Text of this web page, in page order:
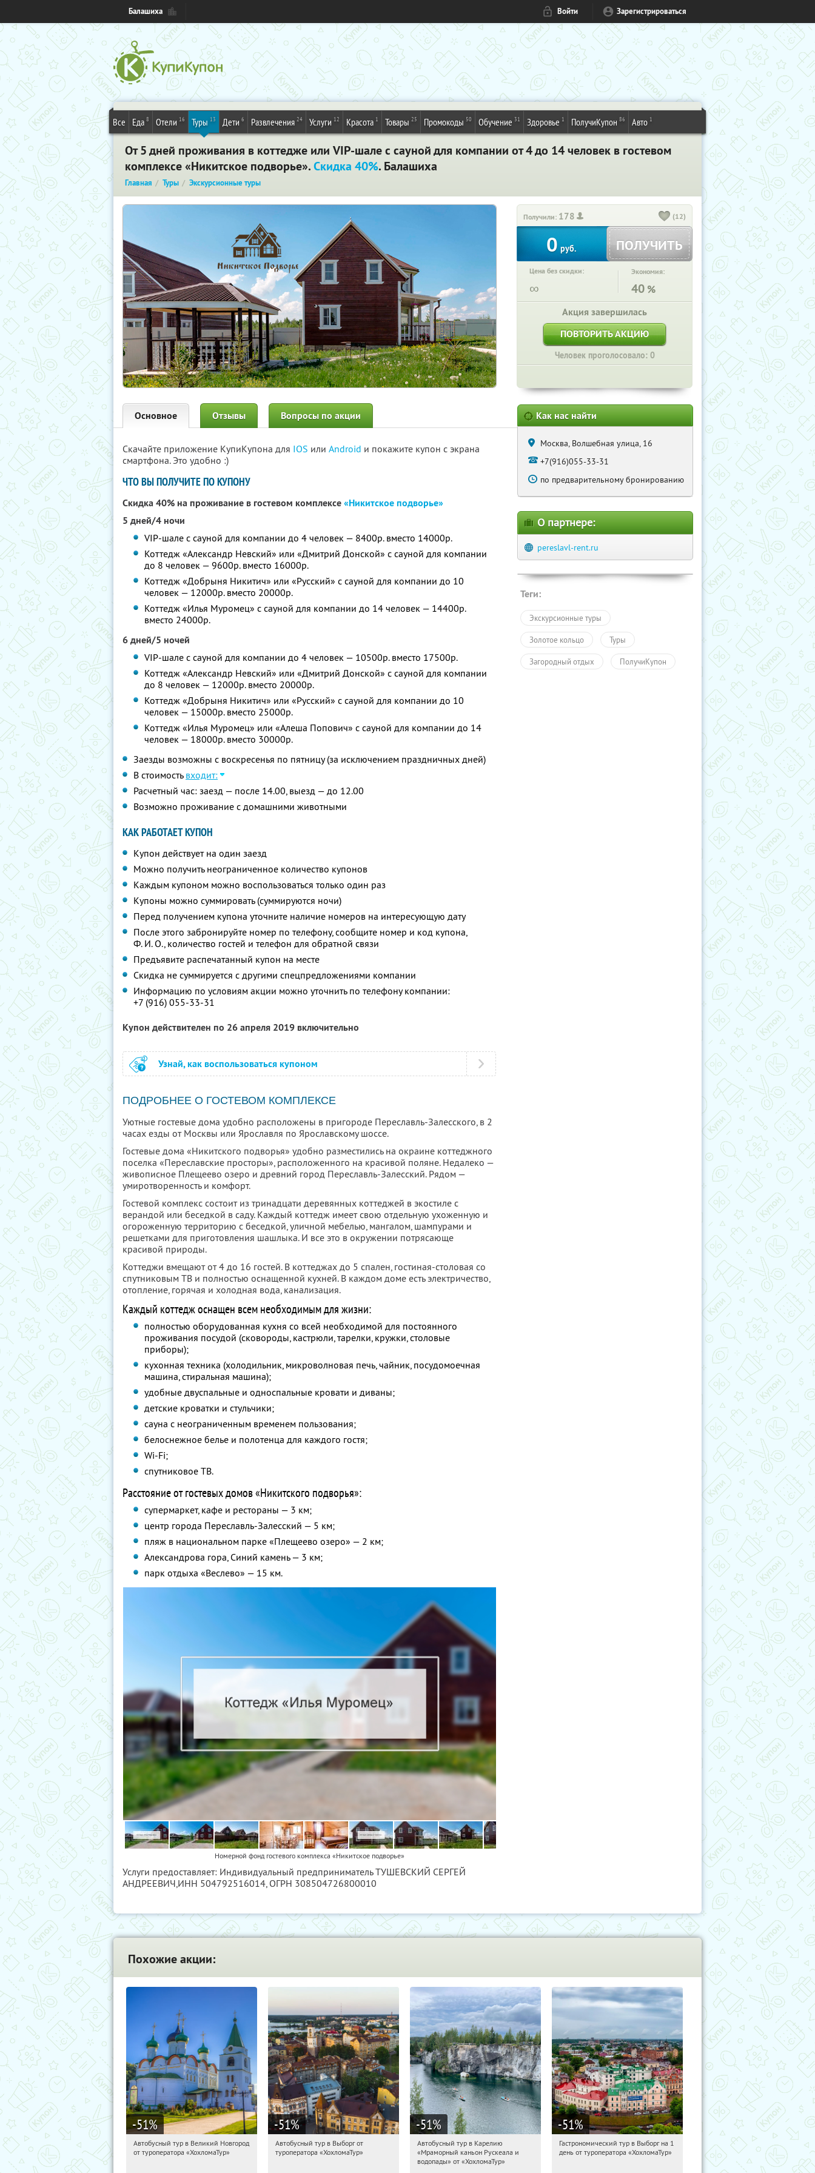
Балашиха Войти Зарегистрироваться
Все Еда 8 Отели 16 Туры 13 Дети 6 Развлечения 24 Услуги 12 Красота 1 Товары 25 Промокоды 50 Обучение 31 Здоровье 1 ПолучиКупон 86 Авто 1
От 5 дней проживания в коттедже или VIP-шале с сауной для компании от 4 до 14 человек в гостевом
комплексе «Никитское подворье».Скидка 40%. Балашиха
Главная Туры Экскурсионные туры
Получили: 178 (12)
0 руб. ПОЛУЧИТЬ
Цена без скидки:
∞
Экономия:
40 %
Акция завершилась
ПОВТОРИТЬ АКЦИЮ
Человек проголосовало: 0
Основное Отзывы Вопросы по акции
Скачайте приложение КупиКупона для IOS или Android и покажите купон с экрана
смартфона. Это удобно :)
ЧТО ВЫ ПОЛУЧИТЕ ПО КУПОНУ
Скидка 40% на проживание в гостевом комплексе«Никитское подворье»
5 дней/4 ночи
VIP-шале с сауной для компании до 4 человек — 8400р. вместо 14000р.
Коттедж «Александр Невский» или «Дмитрий Донской» с сауной для компании
до 8 человек — 9600р. вместо 16000р.
Коттедж «Добрыня Никитич» или «Русский» с сауной для компании до 10
человек — 12000р. вместо 20000р.
Коттедж «Илья Муромец» с сауной для компании до 14 человек — 14400р.
вместо 24000р.
6 дней/5 ночей
VIP-шале с сауной для компании до 4 человек — 10500р. вместо 17500р.
Коттедж «Александр Невский» или «Дмитрий Донской» с сауной для компании
до 8 человек — 12000р. вместо 20000р.
Коттедж «Добрыня Никитич» или «Русский» с сауной для компании до 10
человек — 15000р. вместо 25000р.
Коттедж «Илья Муромец» или «Алеша Попович» с сауной для компании до 14
человек — 18000р. вместо 30000р.
Заезды возможны с воскресенья по пятницу (за исключением праздничных дней)
В стоимость входит:
Расчетный час: заезд — после 14.00, выезд — до 12.00
Возможно проживание с домашними животными
КАК РАБОТАЕТ КУПОН
Купон действует на один заезд
Можно получить неограниченное количество купонов
Каждым купоном можно воспользоваться только один раз
Купоны можно суммировать (суммируются ночи)
Перед получением купона уточните наличие номеров на интересующую дату
После этого забронируйте номер по телефону, сообщите номер и код купона,
Ф. И. О.,количество гостей и телефон для обратной связи
Предъявите распечатанный купон на месте
Скидка не суммируется с другими спецпредложениями компании
Информацию по условиям акции можно уточнить по телефону компании:
+7 (916) 055-33-31
Купон действителен по 26 апреля 2019 включительно
Узнай, как воспользоваться купоном
ПОДРОБНЕЕ О ГОСТЕВОМ КОМПЛЕКСЕ
Уютные гостевые дома удобно расположены в пригороде Переславль-Залесского, в 2
часах езды от Москвы или Ярославля по Ярославскому шоссе.
Гостевые дома «Никитского подворья» удобно разместились на окраине коттеджного
поселка «Переславские просторы», расположенного на красивой поляне. Недалеко —
живописное Плещеево озеро и древний город Переславль-Залесский. Рядом —
умиротворенность и комфорт.
Гостевой комплекс состоит из тринадцати деревянных коттеджей в экостиле с
верандой или беседкой в саду. Каждый коттедж имеет свою отдельную ухоженную и
огороженную территорию с беседкой, уличной мебелью, мангалом, шампурами и
решетками для приготовления шашлыка. И все это в окружении потрясающе
красивой природы.
Коттеджи вмещают от 4 до 16 гостей. В коттеджах до 5 спален, гостиная-столовая со
спутниковым ТВ и полностью оснащенной кухней. В каждом доме есть электричество,
отопление, горячая и холодная вода, канализация.
Каждый коттедж оснащен всем необходимым для жизни:
полностью оборудованная кухня со всей необходимой для постоянного
проживания посудой (сковороды, кастрюли, тарелки, кружки, столовые
приборы);
кухонная техника (холодильник, микроволновая печь, чайник, посудомоечная
машина, стиральная машина);
удобные двуспальные и односпальные кровати и диваны;
детские кроватки и стульчики;
сауна с неограниченным временем пользования;
белоснежное белье и полотенца для каждого гостя;
Wi-Fi;
спутниковое ТВ.
Расстояние от гостевых домов «Никитского подворья»:
супермаркет, кафе и рестораны — 3 км;
центр города Переславль-Залесский — 5 км;
пляж в национальном парке «Плещеево озеро» — 2 км;
Александрова гора, Синий камень — 3 км;
парк отдыха «Веслево» — 15 км.
Номерной фонд гостевого комплекса «Никитское подворье»
Услуги предоставляет: Индивидуальный предприниматель ТУШЕВСКИЙ СЕРГЕЙ
АНДРЕЕВИЧ,ИНН 504792516014, ОГРН 308504726800010
Как нас найти
Москва, Волшебная улица, 16
+7(916)055-33-31
по предварительному бронированию
О партнере:
pereslavl-rent.ru
Теги:
Экскурсионные туры
Золотое кольцо Туры
Загородный отдых ПолучиКупон
Похожие акции:
-51%
15:38:53 Купили:2
Автобусный тур в Великий Новгород
от туроператора «ХохломаТур»
-51%
15:38:53 Купили:
Автобусный тур в Выборг от
туроператора «ХохломаТур»
-51%
15:38:53 Купили:
Сенная площадь
Автобусный тур в Карелию
«Мраморный каньон Рускеала и
водопады» от «ХохломаТур»
-51%
15:38:53
Купи первым!
Гастрономический тур в Выборг на 1
день от туроператора «ХохломаТур»